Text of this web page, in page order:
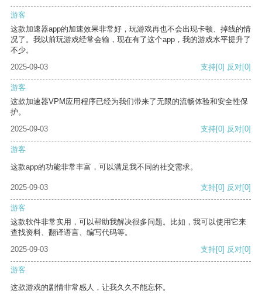
游客
这款加速器app的加速效果非常好，玩游戏再也不会出现卡顿、掉线的情
况了。我以前玩游戏经常会输，现在有了这个app，我的游戏水平提升了
不少。
2025-09-03
支持[0] 反对[0]
游客
这款加速器VPM应用程序已经为我们带来了无限的流畅体验和安全性保
护。
2025-09-03
支持[0] 反对[0]
游客
这款app的功能非常丰富，可以满足我不同的社交需求。
2025-09-03 支持[0] 反对[0]
游客
这款软件非常实用，可以帮助我解决很多问题。比如，我可以使用它来
查找资料、翻译语言、编写代码等。
2025-09-03
支持[0] 反对[0]
游客
这款游戏的剧情非常感人，让我久久不能忘怀。